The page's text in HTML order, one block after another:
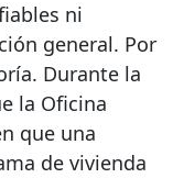
ni
general. Por
Durante la
la Oficina
que una
de vivienda